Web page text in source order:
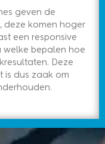
geven de
deze komen hoger
een responsive
welke bepalen hoe
Deze
is dus zaak om